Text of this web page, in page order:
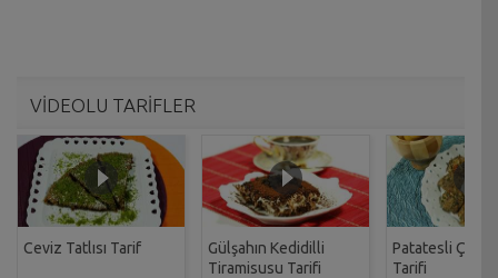
VİDEOLU TARİFLER
Ceviz Tatlısı Tarif
Gülşahın Kedidilli
Tiramisusu Tarifi
Patatesli Çıtır
Tarifi